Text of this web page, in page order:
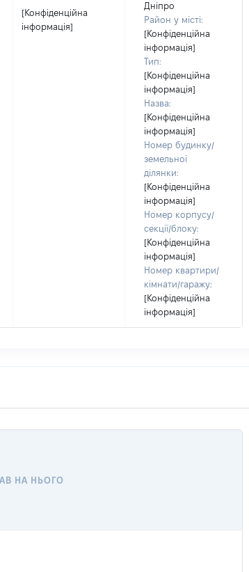
[Конфіденційна
інформація]
Дніпро
Район у місті:
[Конфіденційна
інформація]
Тип:
[Конфіденційна
інформація]
Назва:
[Конфіденційна
інформація]
Номер будинку/
земельної
ділянки:
[Конфіденційна
інформація]
Номер корпусу/
секції/блоку:
[Конфіденційна
інформація]
Номер квартири/
кімнати/гаражу:
[Конфіденційна
інформація]
НА НЬОГО